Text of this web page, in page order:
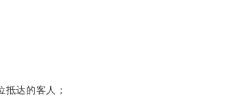
达的客人；